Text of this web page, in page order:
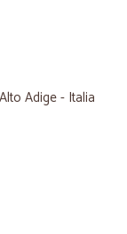
Adige - Italia